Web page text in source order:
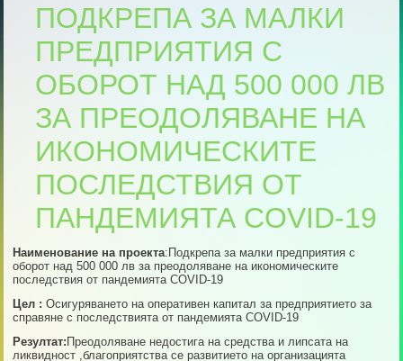
ПОДКРЕПА ЗА МАЛКИ
ПРЕДПРИЯТИЯ С
ОБОРОТ НАД 500 000 ЛВ
ЗА ПРЕОДОЛЯВАНЕ НА
ИКОНОМИЧЕСКИТЕ
ПОСЛЕДСТВИЯ ОТ
ПАНДЕМИЯТА COVID-19
Наименование на проекта:Подкрепа за малки предприятия с
оборот над 500 000 лв за преодоляване на икономическите
последствия от пандемията COVID-19
Цел :Осигуряването на оперативен капитал за предприятието за
справяне с последствията от пандемията COVID-19
Резултат: Преодоляване недостига на средства и липсата на
ликвидност ,благоприятства се развитието на организацията